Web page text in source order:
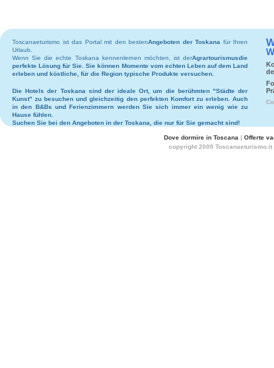
Toscanaeturismo ist das Portal mit den bestenAngeboten der Toskana für Ihren
Urlaub.
Wenn Sie die echte Toskana kennenlernen möchten, ist derAgrartourismusdie
perfekte Lösung für Sie. Sie können Momente vom echten Leben auf dem Land
erleben und köstliche, für die Region typische Produkte versuchen.
DieHotels der Toskana sind der ideale Ort, um die berühmten "Städte der
Kunst" zu besuchen und gleichzeitig den perfekten Komfort zu erleben. Auch
in den B&Bs undFerienzimmern werden Sie sich immer ein wenig wie zu
Hause fühlen.
Suchen Sie bei den Angeboten in der Toskana , die nur für Sie gemacht sind!
Dove dormire in Toscana | Offerte
copyright 2009 Toscanaeturismo.it